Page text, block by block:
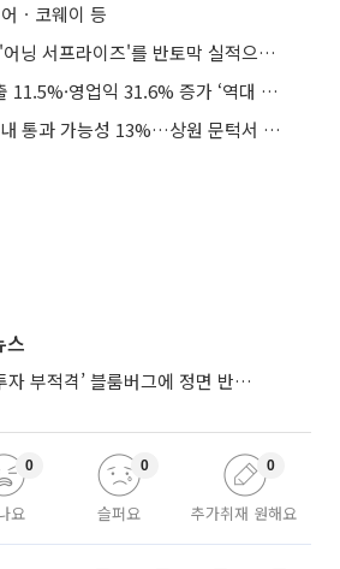
ㆍ코웨이 등
토스증권, 한국콜마 '어닝 서프라이즈'를 반토막 실적으로 표기⋯“알림 믿고 팔았는데”
한국콜마, 1분기 매출 11.5%·영업익 31.6% 증가 ‘역대 분기 최대’
美 클래리티 법안 연내 통과 가능성 13%…상원 문턱서 제동
스
금융위, ‘한국 증시 투자 부적격’ 블룸버그에 정면 반박…“근거 불분명”
요
0
슬퍼요
0
추가취재 원해요
0